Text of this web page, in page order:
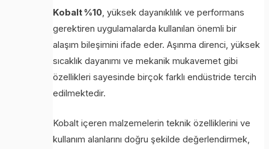
Kobalt %10, yüksek dayanıklılık ve performans
gerektiren uygulamalarda kullanılan önemli bir
alaşım bileşimini ifade eder. Aşınma direnci, yüksek
sıcaklık dayanımı ve mekanik mukavemet gibi
özellikleri sayesinde birçok farklı endüstride tercih
edilmektedir.
Kobalt içeren malzemelerin teknik özelliklerini ve
kullanım alanlarını doğru şekilde değerlendirmek,